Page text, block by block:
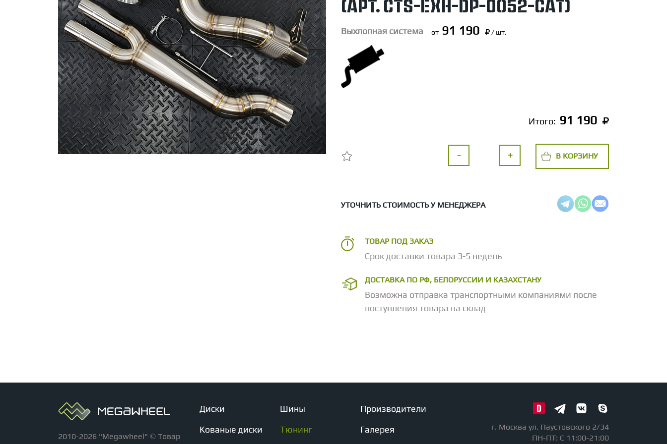
(Арт. CTS-EXH-DP-0052-CAT)
Выхлопная система от 91 190 / шт.
Итого: 91 190
- + В КОРЗИНУ
УТОЧНИТЬ СТОИМОСТЬ У МЕНЕДЖЕРА
ТОВАР ПОД ЗАКАЗ
Срок доставки товара 3-5 недель
ДОСТАВКА ПО РФ, БЕЛОРУССИИ И КАЗАХСТАНУ
Возможна отправка транспортными компаниями после
поступления товара на склад
2010-2026 "Megawheel" © Товар
Диски
Кованые диски
Шины
Тюнинг
Производители
Галерея
г. Москва ул. Паустовского 2/34
ПН-ПТ: С 11:00-21:00